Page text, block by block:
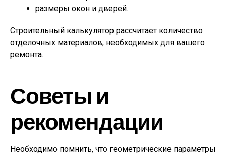
размеры окон и дверей.
Строительный калькулятор рассчитает количество
отделочных материалов, необходимых для вашего
ремонта.
Советы и
рекомендации
Необходимо помнить, что геометрические параметры